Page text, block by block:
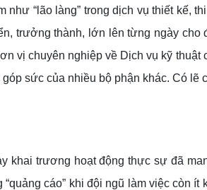
“lão làng” trong dịch vụ thiết kế,
trưởng thành, lớn lên từng ngày cho
vị chuyên nghiệp về Dịch vụ kỹ thuật
sức của nhiều bộ phận khác. Có lẽ
khai trương hoạt động thực sự đã
cáo” khi đội ngũ làm việc còn